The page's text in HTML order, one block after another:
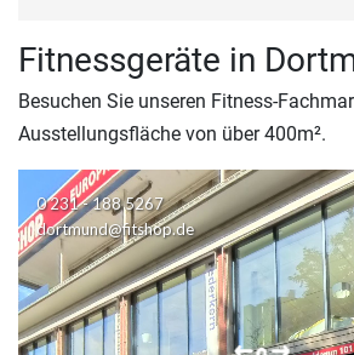
Fitnessgeräte in
Besuchen Sie unseren Fitness-
Ausstellungsfläche von über 400m².